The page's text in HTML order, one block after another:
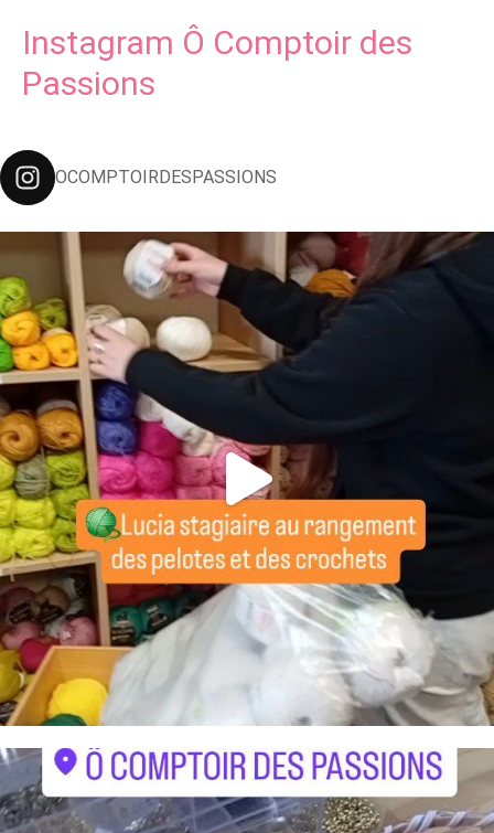
Instagram Ô Comptoir des
Passions
OCOMPTOIRDESPASSIONS